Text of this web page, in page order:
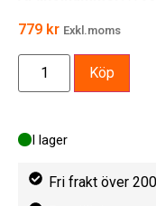
779 kr Exkl.moms
I lager
Köp
Fri frakt över